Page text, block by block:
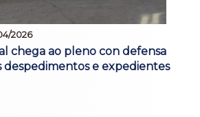
2026
chega ao pleno con defensa
e expedientes